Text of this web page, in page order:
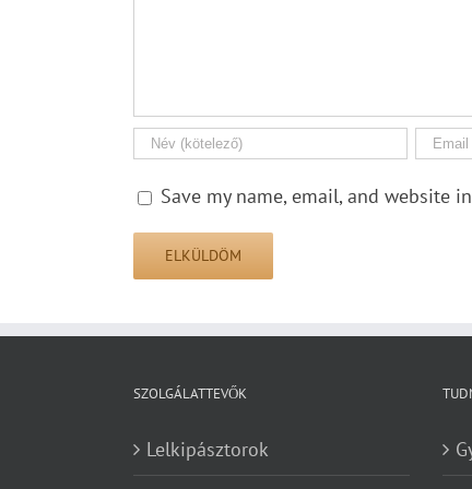
Save my name, email, and website
SZOLGÁLATTEVŐK
Lelkipásztorok